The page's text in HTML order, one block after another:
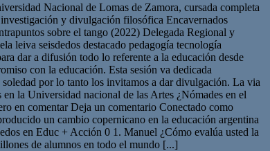
Nacional de Lomas de Zamora, cursada completa
y divulgación filosófica Encavernados
sobre el tango (2022) Delegada Regional y
leiva seisdedos destacado pedagogía tecnología
dar a difusión todo lo referente a la educación desde
con la educación. Esta sesión va dedicada
soledad por lo tanto los invitamos a dar divulgación. La via
la Universidad nacional de las Artes ¿Nómades en el
en comentar Deja un comentario Conectado como
un cambio copernicano en la educación argentina
en Educ + Acción 0 1. Manuel ¿Cómo evalúa usted la
de alumnos en todo el mundo [...]